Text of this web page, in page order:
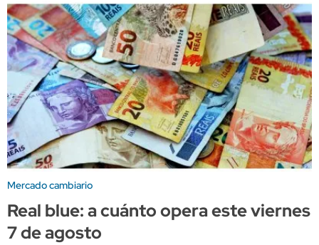
Mercado cambiario
Real blue: a cuánto opera este viernes
7 de agosto